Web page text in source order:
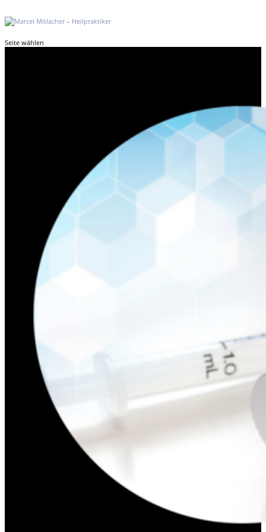
Seite wählen